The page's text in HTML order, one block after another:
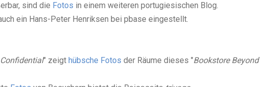
sind die Fotos in einem weiteren portugiesischen Blog.
ein Hans-Peter Henriksen bei pbase eingestellt.
" zeigt hübsche Fotos der Räume dieses "Bookstore Beyond